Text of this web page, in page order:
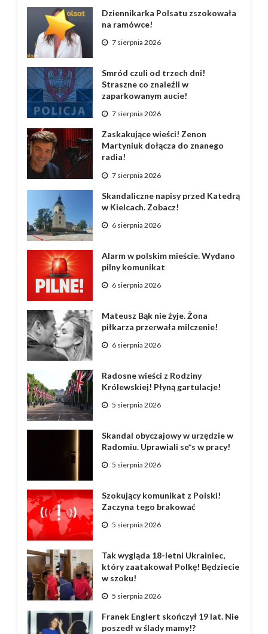
Dziennikarka Polsatu zszokowała
na ramówce!
7 sierpnia 2026
Smród czuli od trzech dni!
Straszne co znaleźli w
zaparkowanym aucie!
7 sierpnia 2026
Zaskakujące wieści! Zenon
Martyniuk dołącza do znanego
radia!
7 sierpnia 2026
Skandaliczne napisy przed Katedrą
w Kielcach. Zobacz!
6 sierpnia 2026
Alarm w polskim mieście. Wydano
pilny komunikat
6 sierpnia 2026
Mateusz Bąk nie żyje. Żona
piłkarza przerwała milczenie!
6 sierpnia 2026
Radosne wieści z Rodziny
Królewskiej! Płyną gartulacje!
5 sierpnia 2026
Skandal obyczajowy w urzędzie w
Radomiu. Uprawiali se*s w pracy!
5 sierpnia 2026
Szokujący komunikat z Polski!
Zaczyna tego brakować
5 sierpnia 2026
Tak wygląda 18-letni Ukrainiec,
który zaatakował Polkę! Będziecie
w szoku!
5 sierpnia 2026
Franek Englert skończył 19 lat. Nie
poszedł w ślady mamy!?